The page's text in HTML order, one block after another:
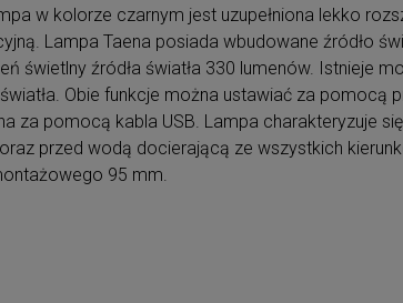
w kolorze czarnym jest uzupełniona lekko
Lampa Taena posiada wbudowane źródło
świetlny źródła światła 330 lumenów. Istnieje
Obie funkcje można ustawiać za pomocą
za pomocą kabla USB. Lampa charakteryzuje
przed wodą docierającą ze wszystkich
95 mm.